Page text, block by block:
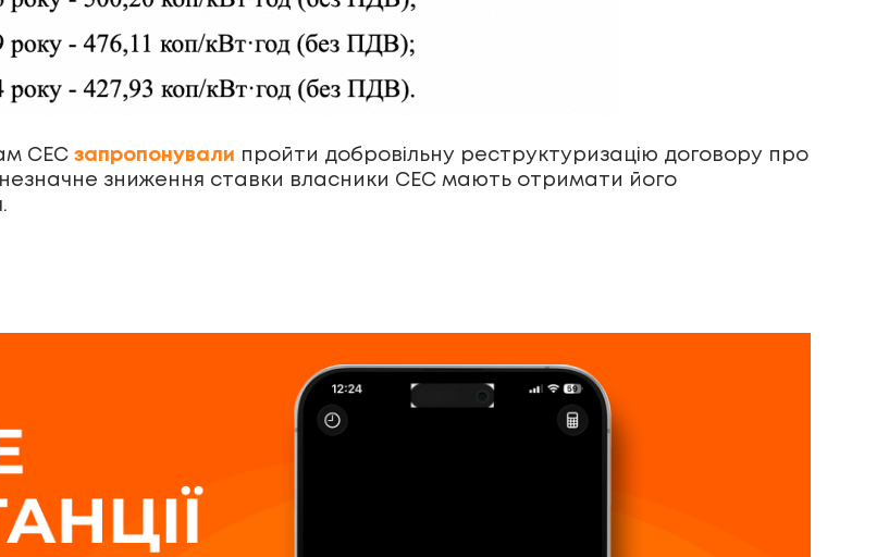
СЕС запропонували пройти добровільну реструктуризацію договору про
зниження ставки власники СЕС мають отримати його